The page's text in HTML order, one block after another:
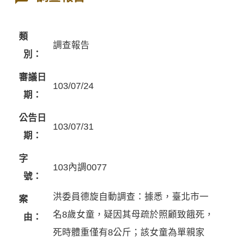
類
別：
調查報告
審議日
期：
103/07/24
公告日
期：
103/07/31
字
號：
103內調0077
案
由：
洪委員德旋自動調查：據悉，臺北市一
名8歲女童，疑因其母疏於照顧致餓死，
死時體重僅有8公斤；該女童為單親家